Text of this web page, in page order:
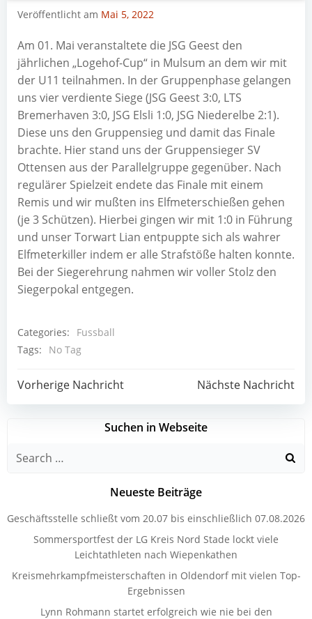
Veröffentlicht am Mai 5, 2022
Am 01. Mai veranstaltete die JSG Geest den
jährlichen „Logehof-Cup“ in Mulsum an dem wir mit
der U11 teilnahmen. In der Gruppenphase gelangen
uns vier verdiente Siege (JSG Geest 3:0, LTS
Bremerhaven 3:0, JSG Elsli 1:0, JSG Niederelbe 2:1).
Diese uns den Gruppensieg und damit das Finale
brachte. Hier stand uns der Gruppensieger SV
Ottensen aus der Parallelgruppe gegenüber. Nach
regulärer Spielzeit endete das Finale mit einem
Remis und wir mußten ins Elfmeterschießen gehen
(je 3 Schützen). Hierbei gingen wir mit 1:0 in Führung
und unser Torwart Lian entpuppte sich als wahrer
Elfmeterkiller indem er alle Strafstöße halten konnte.
Bei der Siegerehrung nahmen wir voller Stolz den
Siegerpokal entgegen.
Categories:
Fussball
Tags:
No Tag
Post
navigation
Vorherige Nachricht
Post
navigation
Nächste Nachricht
Suchen in Webseite
Search
Neueste Beiträge
Geschäftsstelle schließt vom 20.07 bis einschließlich 07.08.2026
Sommersportfest der LG Kreis Nord Stade lockt viele
Leichtathleten nach Wiepenkathen
Kreismehrkampfmeisterschaften in Oldendorf mit vielen Top-
Ergebnissen
Lynn Rohmann startet erfolgreich wie nie bei den